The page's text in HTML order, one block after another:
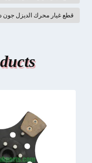
قطع غيار محرك الديزل جون